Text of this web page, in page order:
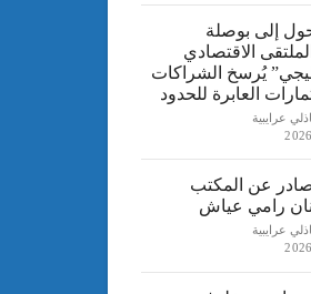
إلى بوصلة
الاقتصادي
يُرسخ الشراكات
العابرة للحدود
عن المكتب
رامي عياش